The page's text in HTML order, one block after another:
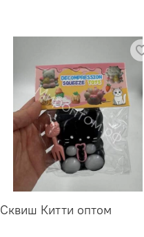
Сквиш Китти оптом